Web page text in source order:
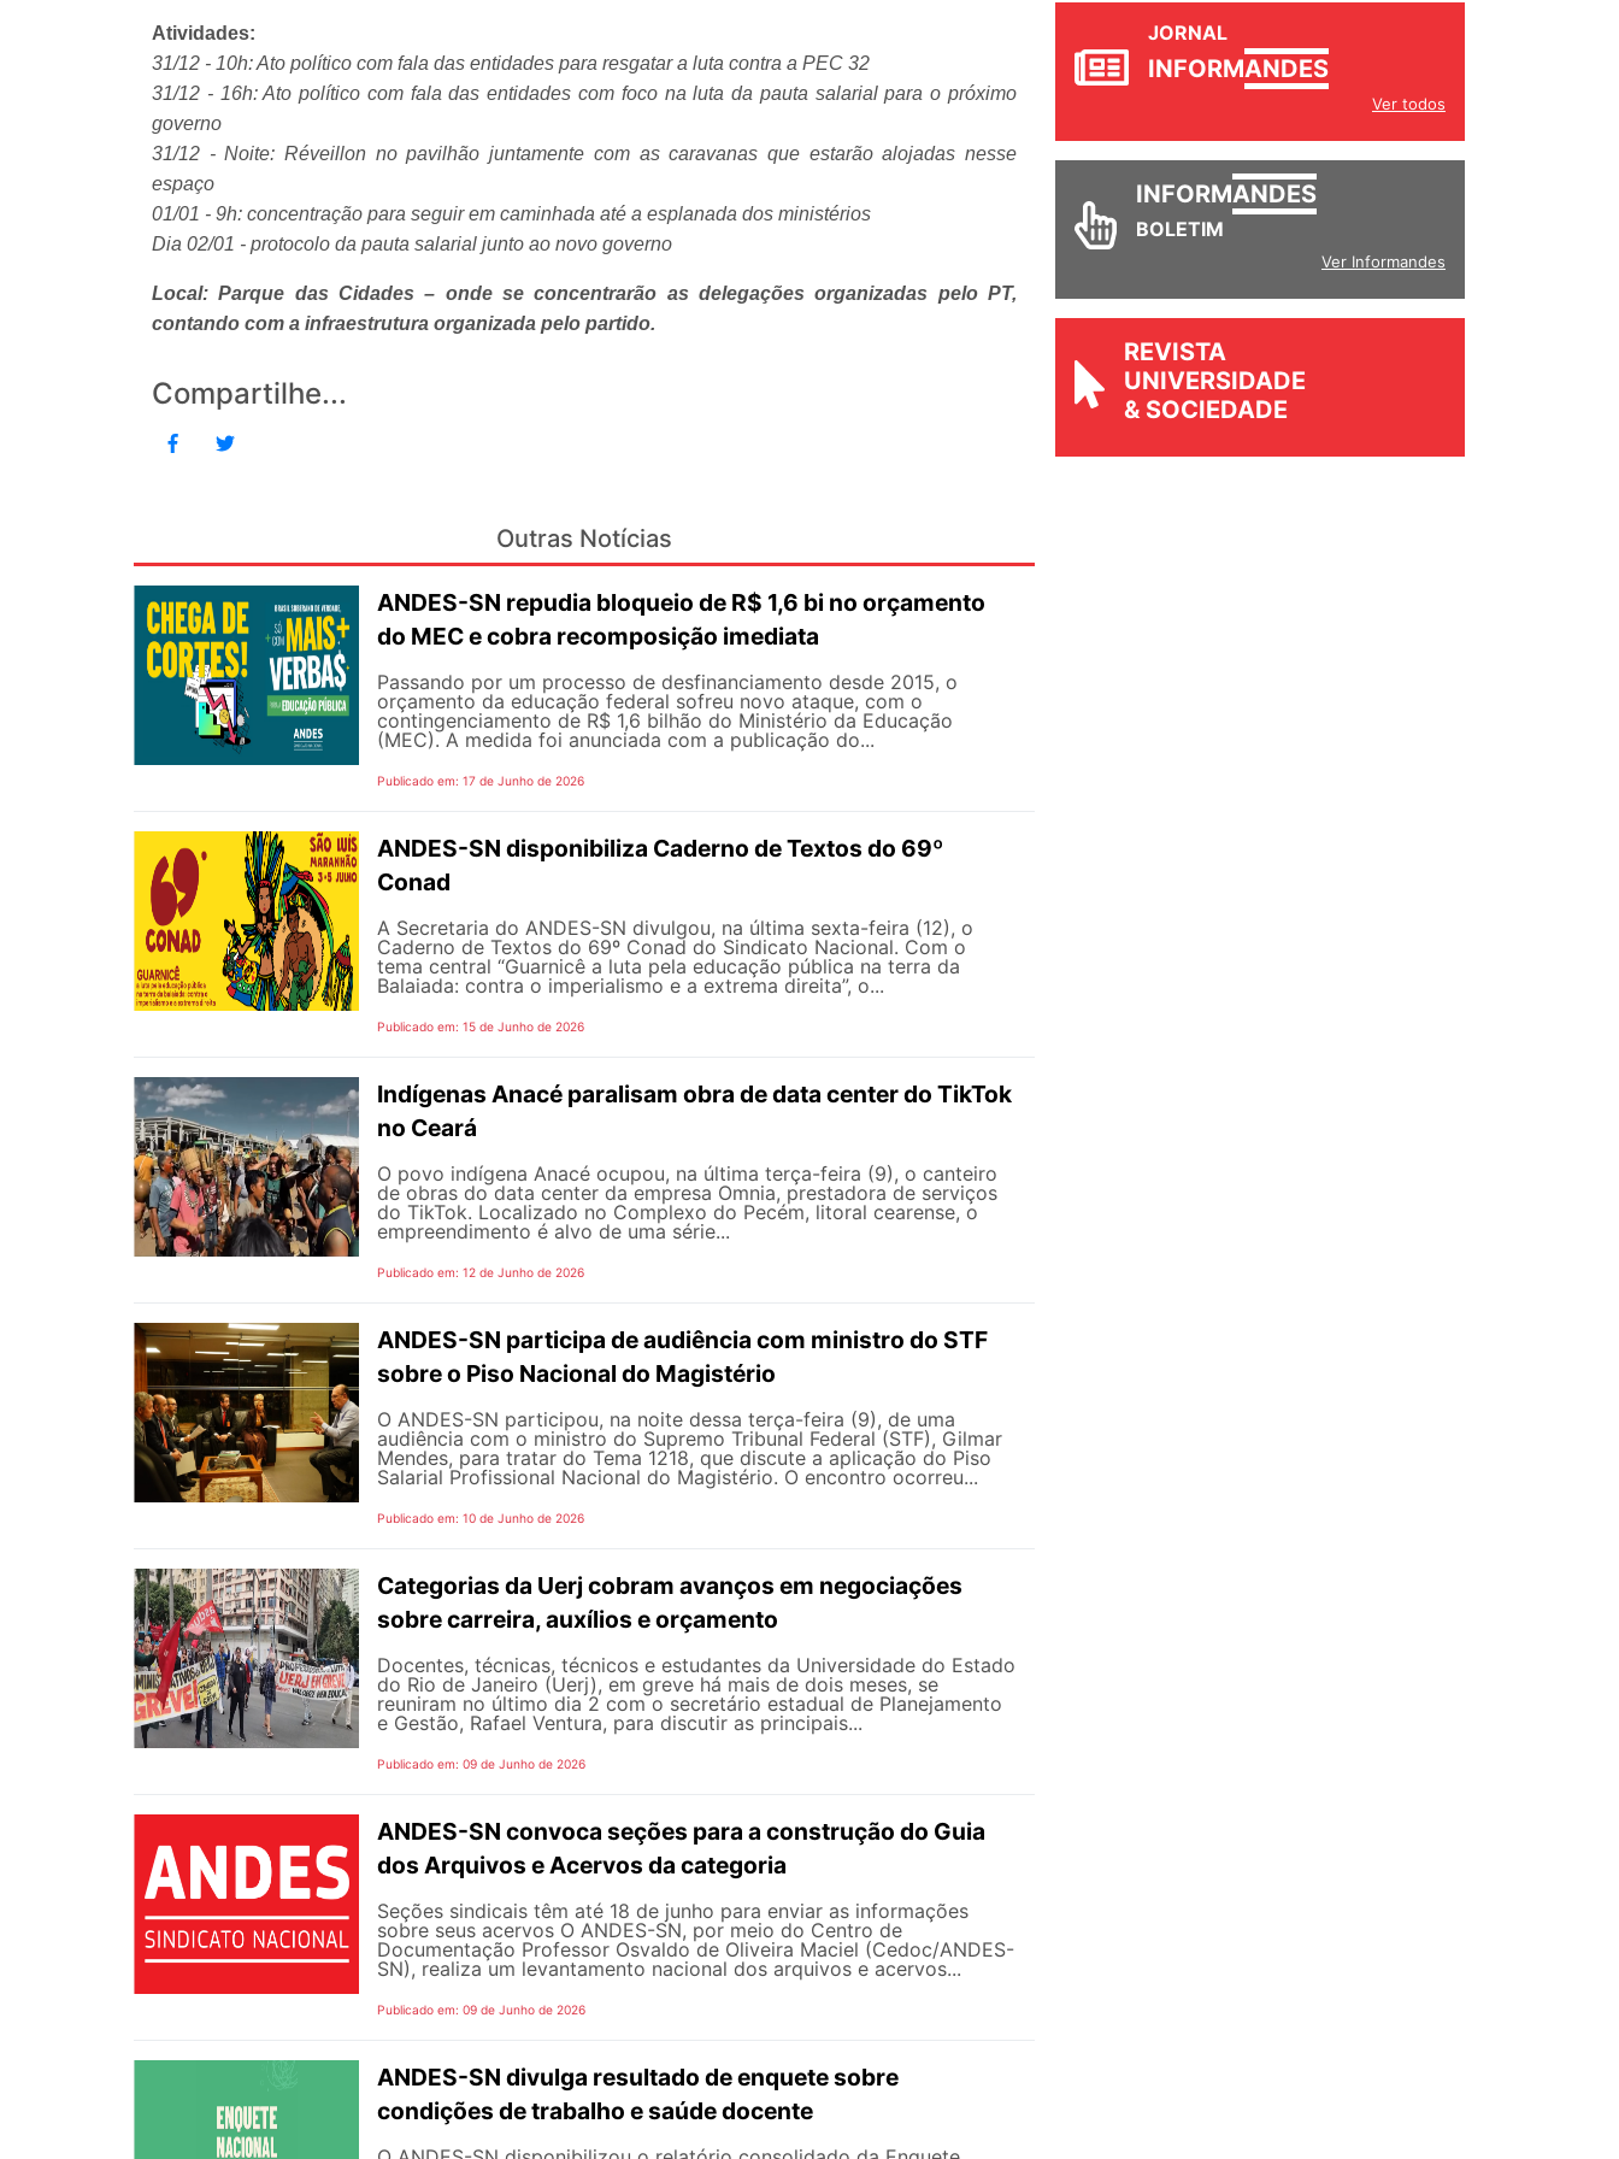
Atividades:
31/12 - 10h: Ato político com fala das entidades para resgatar a luta contra a PEC 32
31/12 - 16h: Ato político com fala das entidades com foco na luta da pauta salarial para o próximo
governo
31/12 - Noite: Réveillon no pavilhão juntamente com as caravanas que estarão alojadas nesse
espaço
01/01 - 9h: concentração para seguir em caminhada até a esplanada dos ministérios
Dia 02/01 - protocolo da pauta salarial junto ao novo governo
Local: Parque das Cidades – onde se concentrarão as delegações organizadas pelo PT,
contando com a infraestrutura organizada pelo partido.
Compartilhe...
Outras Notícias
ANDES-SN repudia bloqueio de R$ 1,6 bi no orçamento
do MEC e cobra recomposição imediata
Passando por um processo de desfinanciamento desde 2015, o
orçamento da educação federal sofreu novo ataque, com o
contingenciamento de R$ 1,6 bilhão do Ministério da Educação
(MEC). A medida foi anunciada com a publicação do...
Publicado em: 17 de Junho de 2026
ANDES-SN disponibiliza Caderno de Textos do 69º
Conad
A Secretaria do ANDES-SN divulgou, na última sexta-feira (12), o
Caderno de Textos do 69º Conad do Sindicato Nacional. Com o
tema central “Guarnicê a luta pela educação pública na terra da
Balaiada: contra o imperialismo e a extrema direita”, o...
Publicado em: 15 de Junho de 2026
Indígenas Anacé paralisam obra de data center do TikTok
no Ceará
O povo indígena Anacé ocupou, na última terça-feira (9), o canteiro
de obras do data center da empresa Omnia, prestadora de serviços
do TikTok. Localizado no Complexo do Pecém, litoral cearense, o
empreendimento é alvo de uma série...
Publicado em: 12 de Junho de 2026
ANDES-SN participa de audiência com ministro do STF
sobre o Piso Nacional do Magistério
O ANDES-SN participou, na noite dessa terça-feira (9), de uma
audiência com o ministro do Supremo Tribunal Federal (STF), Gilmar
Mendes, para tratar do Tema 1218, que discute a aplicação do Piso
Salarial Profissional Nacional do Magistério. O encontro ocorreu...
Publicado em: 10 de Junho de 2026
Categorias da Uerj cobram avanços em negociações
sobre carreira, auxílios e orçamento
Docentes, técnicas, técnicos e estudantes da Universidade do Estado
do Rio de Janeiro (Uerj), em greve há mais de dois meses, se
reuniram no último dia 2 com o secretário estadual de Planejamento
e Gestão, Rafael Ventura, para discutir as principais...
Publicado em: 09 de Junho de 2026
ANDES-SN convoca seções para a construção do Guia
dos Arquivos e Acervos da categoria
Seções sindicais têm até 18 de junho para enviar as informações
sobre seus acervos O ANDES-SN, por meio do Centro de
Documentação Professor Osvaldo de Oliveira Maciel (Cedoc/ANDES-
SN), realiza um levantamento nacional dos arquivos e acervos...
Publicado em: 09 de Junho de 2026
ANDES-SN divulga resultado de enquete sobre
condições de trabalho e saúde docente
JORNAL
INFORMANDES
Ver todos
INFORMANDES
BOLETIM
Ver Informandes
REVISTA
UNIVERSIDADE
& SOCIEDADE